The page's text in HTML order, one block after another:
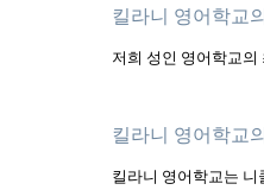
킬라니 영어학교
저희 성인 영어학교의
킬라니 영어학교
킬라니 영어학교는